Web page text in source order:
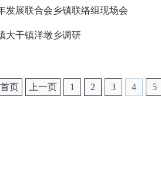
发展联合会乡镇联络组现场会
大干镇洋墩乡调研
首页 上一页 1 2 3 4 5